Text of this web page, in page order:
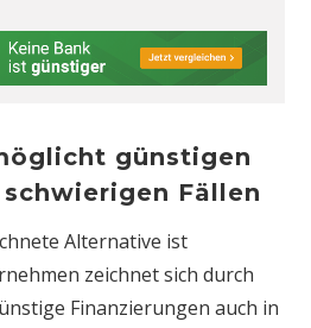
günstigen
Fällen
Alternative ist
zeichnet sich durch
Finanzierungen auch in